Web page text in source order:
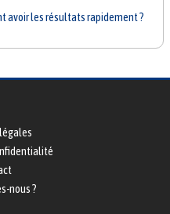
avoir les résultats rapidement ?
nous ?